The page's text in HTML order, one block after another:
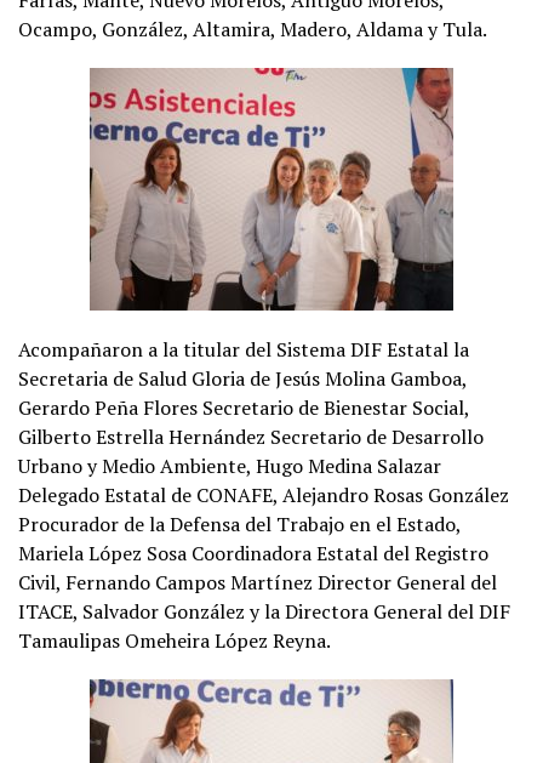
Ocampo, González, Altamira, Madero, Aldama y Tula.
Acompañaron a la titular del Sistema DIF Estatal la
Secretaria de Salud Gloria de Jesús Molina Gamboa,
Gerardo Peña Flores Secretario de Bienestar Social,
Gilberto Estrella Hernández Secretario de Desarrollo
Urbano y Medio Ambiente, Hugo Medina Salazar
Delegado Estatal de CONAFE, Alejandro Rosas González
Procurador de la Defensa del Trabajo en el Estado,
Mariela López Sosa Coordinadora Estatal del Registro
Civil, Fernando Campos Martínez Director General del
ITACE, Salvador González y la Directora General del DIF
Tamaulipas Omeheira López Reyna.